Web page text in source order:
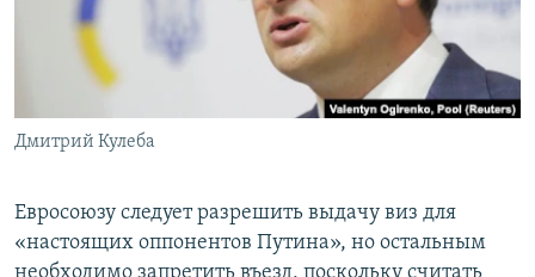
ПОБЕДИТЕЛЕЙ НЕ СУДЯТ?
КРЫМ.НЕПОКОРЕННЫЙ
УКРАИНСКАЯ ПРОБЛЕМА КРЫМА
ПРИСОЕДИНЯЙТЕСЬ!
Дмитрий Кулеба
Евросоюзу следует разрешить выдачу виз для
«настоящих оппонентов Путина», но остальным